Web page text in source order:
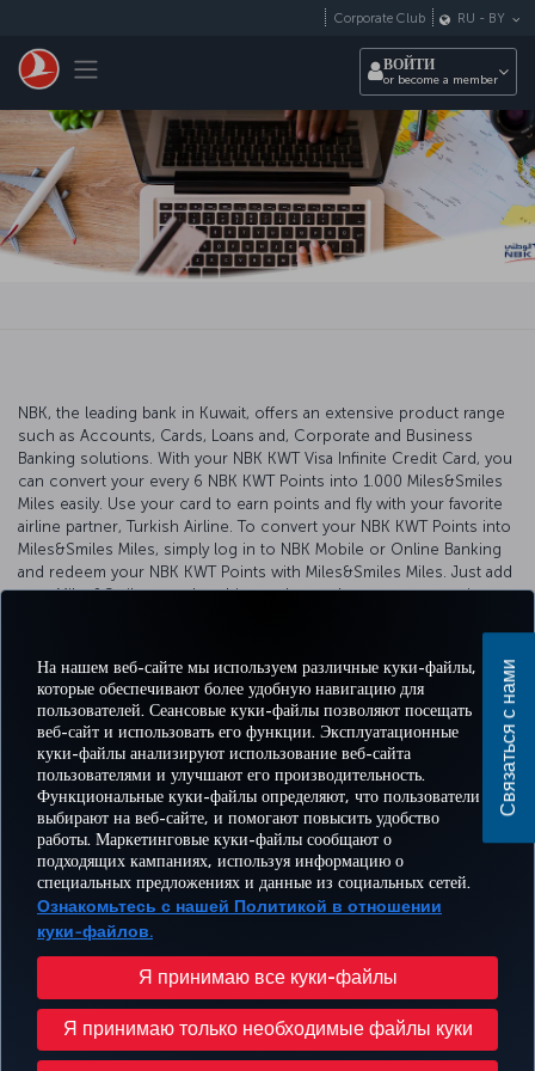
На нашем веб-сайте мы используем различные куки-файлы,
которые обеспечивают более удобную навигацию для
пользователей. Сеансовые куки-файлы позволяют посещать
веб-сайт и использовать его функции. Эксплуатационные
куки-файлы анализируют использование веб-сайта
пользователями и улучшают его производительность.
Функциональные куки-файлы определяют, что пользователи
выбирают на веб-сайте, и помогают повысить удобство
работы. Маркетинговые куки-файлы сообщают о
подходящих кампаниях, используя информацию о
специальных предложениях и данные из социальных сетей.
Ознакомьтесь с нашей Политикой в отношении
куки-файлов.
Я принимаю все куки-файлы
Я принимаю только необходимые файлы куки
Toggle navigation
Corporate Club RU - BY
ВОЙТИ
or become a member
NBK, the leading bank in Kuwait, offers an extensive product range
such as Accounts, Cards, Loans and, Corporate and Business
Banking solutions. With your NBK KWT Visa Infinite Credit Card, you
can convert your every 6 NBK KWT Points into 1.000 Miles&Smiles
Miles easily. Use your card to earn points and fly with your favorite
airline partner, Turkish Airline. To convert your NBK KWT Points into
Miles&Smiles Miles, simply log in to NBK Mobile or Online Banking
and redeem your NBK KWT Points with Miles&Smiles Miles. Just add
your Miles&Smiles membership number and convert your points
theNBKbank website.
Facebook
TwitterInstagram
YouTubeLinkedIn
TikTokБлогPinterest
УПРАВЛЯЙТЕ
БРОНИРОВАНИЕМ
ПРЕДЛОЖЕНИЯ
И
НАПРАВЛЕНИЯ
ПОМОЩЬ
Политика конфиденциальности и куки-файлы Правовое уведомление
Изменить настройки куки-файлов План обслуживания клиента Министерства транспорта США
Права субъектов данных в ЕС
Связаться с нами